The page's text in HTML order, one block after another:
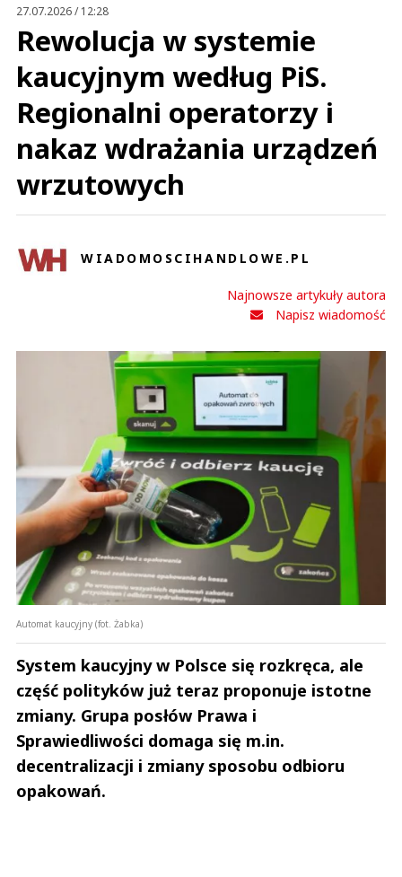
27.07.2026 / 12:28
Rewolucja w systemie
kaucyjnym według PiS.
Regionalni operatorzy i
nakaz wdrażania urządzeń
wrzutowych
WIADOMOSCIHANDLOWE.PL
Najnowsze artykuły autora
Napisz wiadomość
Automat kaucyjny (fot. Żabka)
System kaucyjny w Polsce się rozkręca, ale
część polityków już teraz proponuje istotne
zmiany. Grupa posłów Prawa i
Sprawiedliwości domaga się m.in.
decentralizacji i zmiany sposobu odbioru
opakowań.